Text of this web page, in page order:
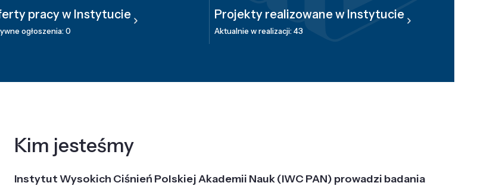
pracy w Instytucie
ogłoszenia: 0
Projekty realizowane w Instytucie
Aktualnie w realizacji: 43
Kim jesteśmy
Instytut Wysokich Ciśnień Polskiej Akademii Nauk (IWC PAN) prowadzi badania